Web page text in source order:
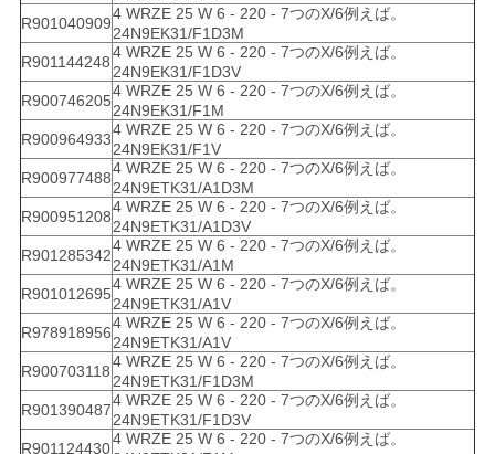
R901040909
4 WRZE 25 W 6 - 220 - 7つのX/6例えば。
24N9EK31/F1D3M
R901144248
4 WRZE 25 W 6 - 220 - 7つのX/6例えば。
24N9EK31/F1D3V
R900746205
4 WRZE 25 W 6 - 220 - 7つのX/6例えば。
24N9EK31/F1M
R900964933
4 WRZE 25 W 6 - 220 - 7つのX/6例えば。
24N9EK31/F1V
R900977488
4 WRZE 25 W 6 - 220 - 7つのX/6例えば。
24N9ETK31/A1D3M
R900951208
4 WRZE 25 W 6 - 220 - 7つのX/6例えば。
24N9ETK31/A1D3V
R901285342
4 WRZE 25 W 6 - 220 - 7つのX/6例えば。
24N9ETK31/A1M
R901012695
4 WRZE 25 W 6 - 220 - 7つのX/6例えば。
24N9ETK31/A1V
R978918956
4 WRZE 25 W 6 - 220 - 7つのX/6例えば。
24N9ETK31/A1V
R900703118
4 WRZE 25 W 6 - 220 - 7つのX/6例えば。
24N9ETK31/F1D3M
R901390487
4 WRZE 25 W 6 - 220 - 7つのX/6例えば。
24N9ETK31/F1D3V
R901124430
4 WRZE 25 W 6 - 220 - 7つのX/6例えば。